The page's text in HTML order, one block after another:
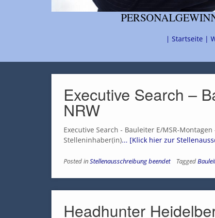
| Startseite |
Executive Search –
NRW
Executive Search - Bauleiter E/MSR-
Stelleninhaber(in)... [Klick hier zur
Posted inStellenausschreibung beendet Tagged
Headhunter